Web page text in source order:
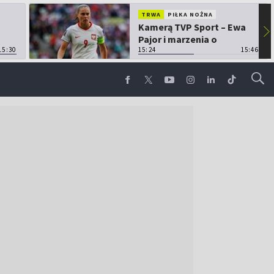
TRWA PIŁKA NOŻNA
Kamerą TVP Sport – Ewa
Pajor i marzenia o
Mundialu
15:24 15:46
▶